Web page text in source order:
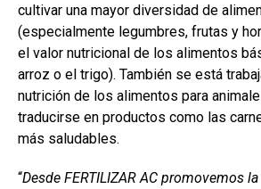
cultivar una mayor diversidad de
(especialmente legumbres, frutas y
el valor nutricional de los alimentos
arroz o el trigo). También se está
nutrición de los alimentos para
traducirse en productos como las
más saludables.
“Desde FERTILIZAR AC promovemos